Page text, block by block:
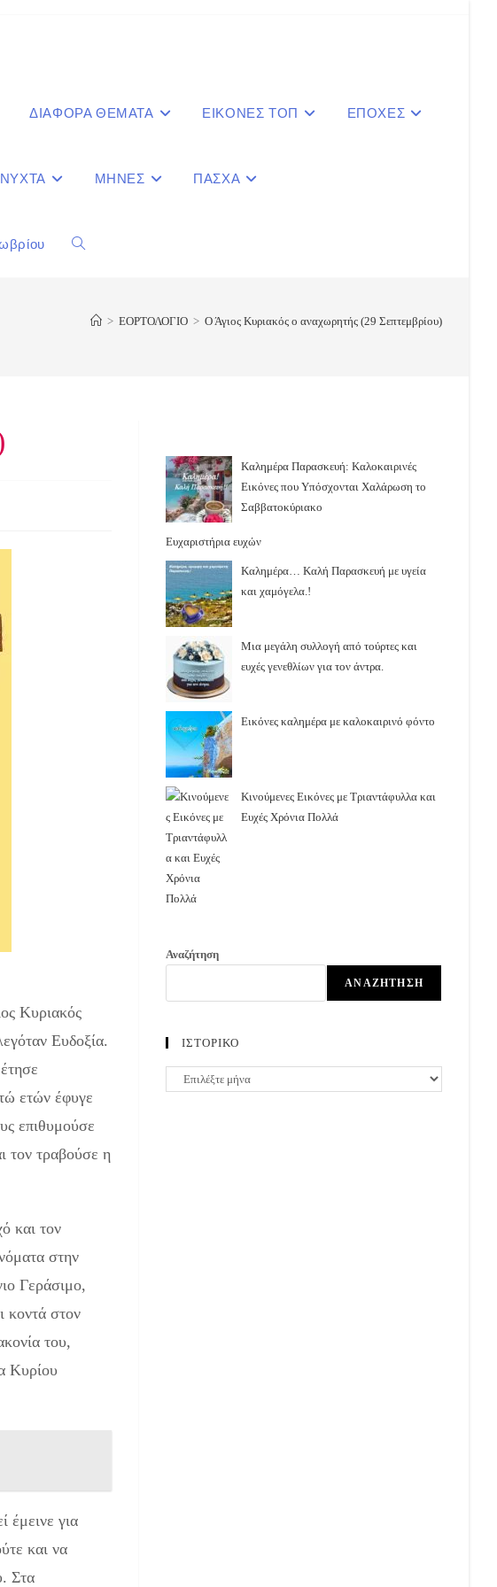
ΔΙΑΦΟΡΑ ΘΕΜΑΤΑ ΕΙΚΟΝΕΣ ΤΟΠ ΕΠΟΧΕΣ
ΜΗΝΕΣ ΠΑΣΧΑ
Toggle
> ΕΟΡΤΟΛΟΓΙΟ > Ο Άγιος Κυριακός ο αναχωρητής (29 Σεπτεμβρίου)
Κυριακός
Ευδοξία.
ετών έφυγε
επιθυμούσε
τον τραβούσε η
και τον
στην
Γεράσιμο,
κοντά στον
του,
Κυρίου
έμεινε για
και να
Στα
Καλημέρα Παρασκευή: Καλοκαιρινές
Εικόνες που Υπόσχονται Χαλάρωση το
Σαββατοκύριακο
Ευχαριστήρια ευχών
Καλημέρα… Καλή Παρασκευή με υγεία
και χαμόγελα.!
Μια μεγάλη συλλογή από τούρτες και
ευχές γενεθλίων για τον άντρα.
Εικόνες καλημέρα με καλοκαιρινό φόντο
Κινούμενες Εικόνες με Τριαντάφυλλα και
Ευχές Χρόνια Πολλά
Αναζήτηση
ΑΝΑΖΉΤΗΣΗ
ΙΣΤΟΡΙΚΟ
ΙΣΤΟΡΙΚΟ